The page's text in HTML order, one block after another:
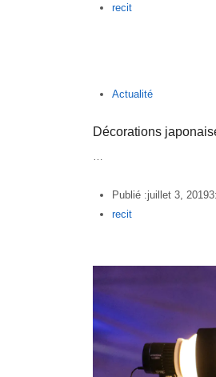
Author
recit
Actualité
Décorations
…
Publié :juillet 3, 2019
Author
recit